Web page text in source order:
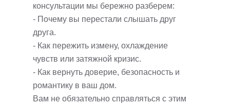
консультации мы бережно разберем:
- Почему вы перестали слышать друг
друга.
- Как пережить измену, охлаждение
чувств или затяжной кризис.
- Как вернуть доверие, безопасность и
романтику в ваш дом.
Вам не обязательно справляться с этим